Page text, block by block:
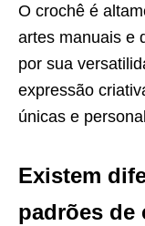
O crochê é
artes manuais e
por sua
expressão
únicas e
Existem
padrões de